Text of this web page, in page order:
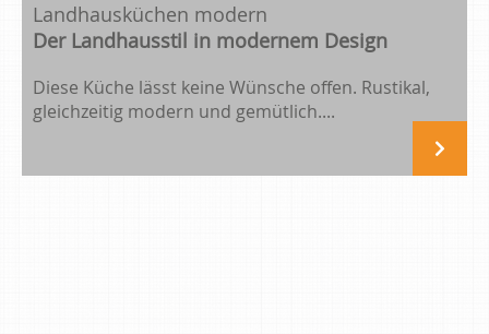
Landhausküchen modern
Der Landhausstil in modernem Design
Diese Küche lässt keine Wünsche offen. Rustikal,
gleichzeitig modern und gemütlich....